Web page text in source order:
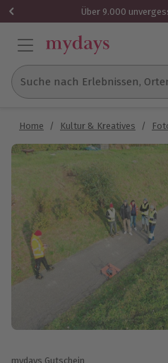
Über 9.000
Suche nach Erlebnissen,
Home / Kultur & Kreatives /
mydays Gutschein